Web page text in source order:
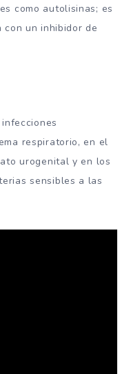
como autolisinas; es
un inhibidor de
respiratorio, en el
urogenital y en los
sensibles a las